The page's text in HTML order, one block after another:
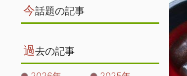
今話題の記事
過去の記事